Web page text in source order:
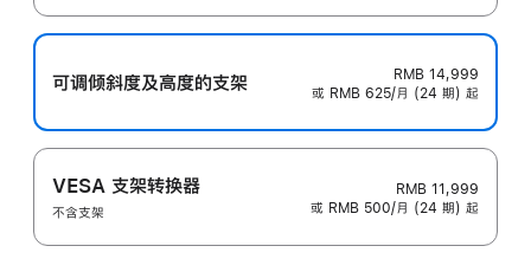
可调倾斜度及高‍度的支‍架
RMB 14,999
或 RMB 625/月 (24 期) 起
VESA 支架转换器
不含支架
RMB 11,999
或 RMB 500/月 (24 期) 起